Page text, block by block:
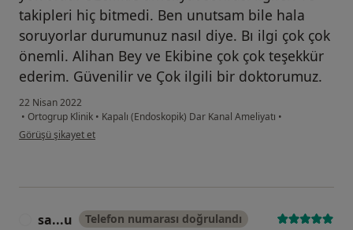
takipleri hiç bitmedi. Ben unutsam bile hala
soruyorlar durumunuz nasıl diye. Bı ilgi çok çok
önemli. Alihan Bey ve Ekibine çok çok teşekkür
ederim. Güvenilir ve Çok ilgili bir doktorumuz.
22 Nisan 2022
• Ortogrup Klinik • Kapalı (Endoskopik) Dar Kanal Ameliyatı •
kullanıcının görüşüne göre o.....
Görüşü şikayet et
sa...u Telefon numarası doğrulandı